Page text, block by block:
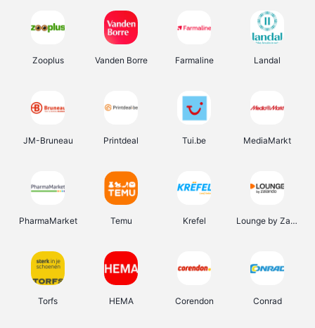
Zooplus Vanden Borre Farmaline Landal
JM-Bruneau Printdeal Tui.be MediaMarkt
PharmaMarket Temu Krefel Lounge by Zalando
Torfs HEMA Corendon Conrad